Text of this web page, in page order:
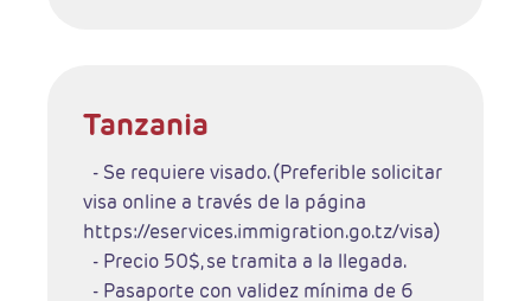
Tanzania
- Se requiere visado. (Preferible solicitar
visa online a través de la página
https://eservices.immigration.go.tz/visa)
- Precio 50$, se tramita a la llegada.
- Pasaporte con validez mínima de 6